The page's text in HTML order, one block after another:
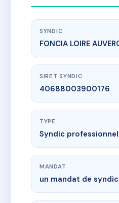
SYNDIC
FONCIA LOIRE
SIRET SYNDIC
40688003900176
TYPE
Syndic professionnel
MANDAT
un mandat de syndic